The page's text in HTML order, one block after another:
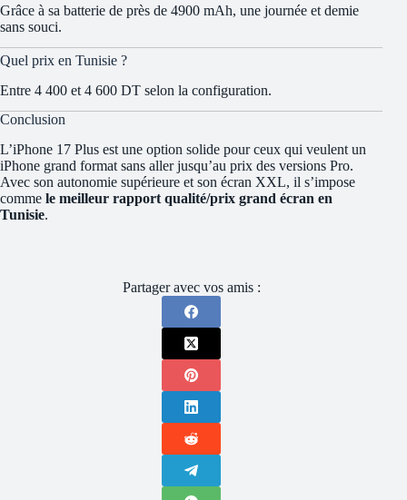
Grâce à sa batterie de près de 4900 mAh, une journée et demie
sans souci.
Quel prix en Tunisie ?
Entre 4 400 et 4 600 DT selon la configuration.
Conclusion
L’iPhone 17 Plus est une option solide pour ceux qui veulent un
iPhone grand format sans aller jusqu’au prix des versions Pro.
Avec son autonomie supérieure et son écran XXL, il s’impose
comme le meilleur rapport qualité/prix grand écran en
Tunisie.
Partager avec vos amis :